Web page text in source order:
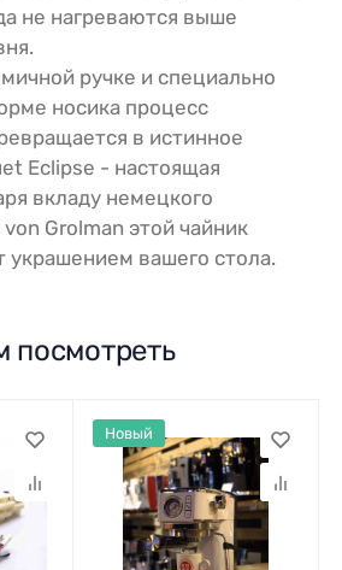
не нагреваются выше
ручке и специально
носика процесс
в истинное
Eclipse - настоящая
вкладу немецкого
Grolman этой чайник
украшением вашего стола.
посмотреть
Новый